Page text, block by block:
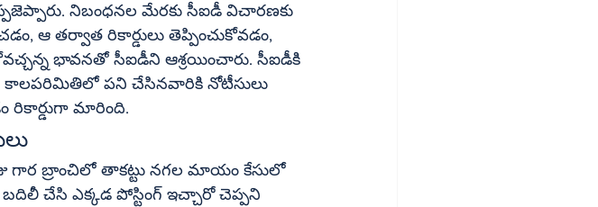
నిబంధనల మేరకు సీఐడీ విచారణకు
ఆ తర్వాత రికార్డులు తెప్పించుకోవడం,
కాలపరిమితిలో పని చేసినవారికి నోటీసులు
రికార్డుగా మారింది.
పోస్టింగ్‌ ఇచ్చారో చెప్పని